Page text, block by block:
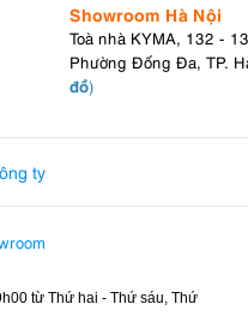
Showroom Hà Nội
Toà nhà KYMA, 132 -
Phường Đống Đa, TP.
đồ)
ty
từ Thứ hai - Thứ sáu, Thứ